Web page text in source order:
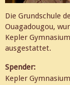
Die Grundschule
Ouagadougou,
Kepler
ausgestattet.
Spender:
Kepler